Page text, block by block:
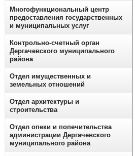
Многофункциональный центр
предоставления государственных
и муниципальных услуг
Контрольно-счетный орган
Дергачевского муниципального
района
Отдел имущественных и
земельных отношений
Отдел архитектуры и
строительства
Отдел опеки и попечительства
администрации Дергачевского
муниципального района